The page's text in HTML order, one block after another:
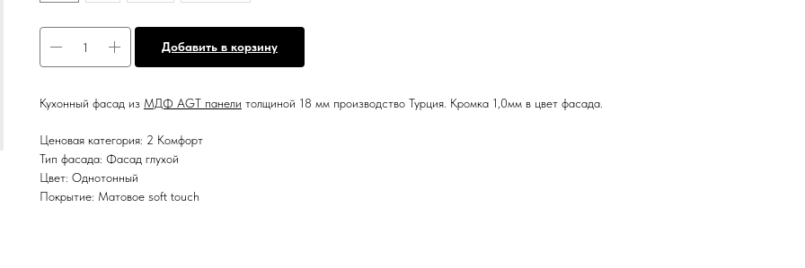
Добавить в корзину
Кухонный фасад из МДФ AGT панели толщиной 18 мм производство Турция. Кромка 1,0мм в цвет фасада.
Ценовая категория: 2 Комфорт
Тип фасада: Фасад глухой
Цвет: Однотонный
Покрытие: Матовое soft touch